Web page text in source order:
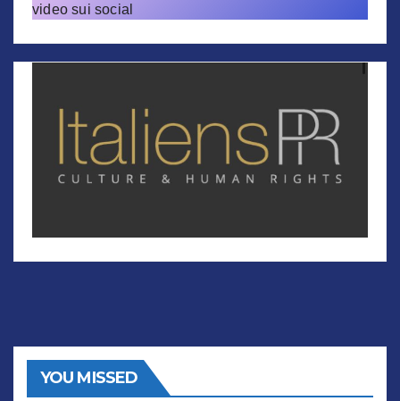
video sui social
YOU MISSED